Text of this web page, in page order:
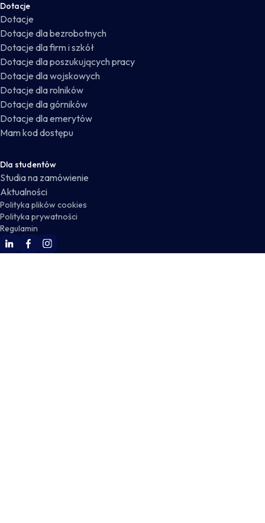
Dotacje
Dotacje
Dotacje dla bezrobotnych
Dotacje dla firm i szkół
Dotacje dla poszukujących pracy
Dotacje dla wojskowych
Dotacje dla rolników
Dotacje dla górników
Dotacje dla emerytów
Mam kod dostępu
Dla studentów
Studia na zamówienie
Aktualności
Polityka plików cookies
Polityka prywatności
Regulamin
WSKZ Linkedin
WSKZ Facebook
WSKZ Instagram